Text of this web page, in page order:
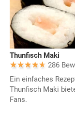
Thunfisch Maki
286
Ein einfaches
Thunfisch Maki
Fans.